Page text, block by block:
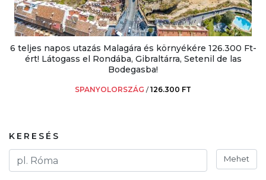
6 teljes napos utazás Malagára és környékére 126.300 Ft-
ért! Látogass el Rondába, Gibraltárra, Setenil de las
Bodegasba!
SPANYOLORSZÁG /126.300 FT
KERESÉS
Mehet